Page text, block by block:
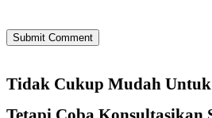
Tidak Cukup Mudah